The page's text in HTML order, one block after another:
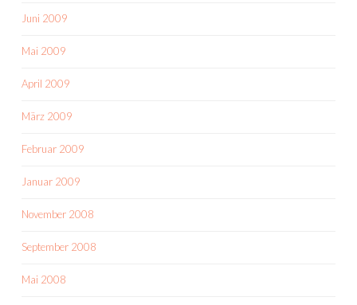
Juni 2009
Mai 2009
April 2009
März 2009
Februar 2009
Januar 2009
November 2008
September 2008
Mai 2008